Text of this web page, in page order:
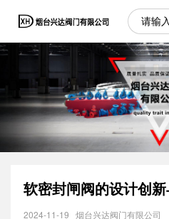
软密封闸阀的设计创
2024-11-19 烟台兴达阀门有限公司